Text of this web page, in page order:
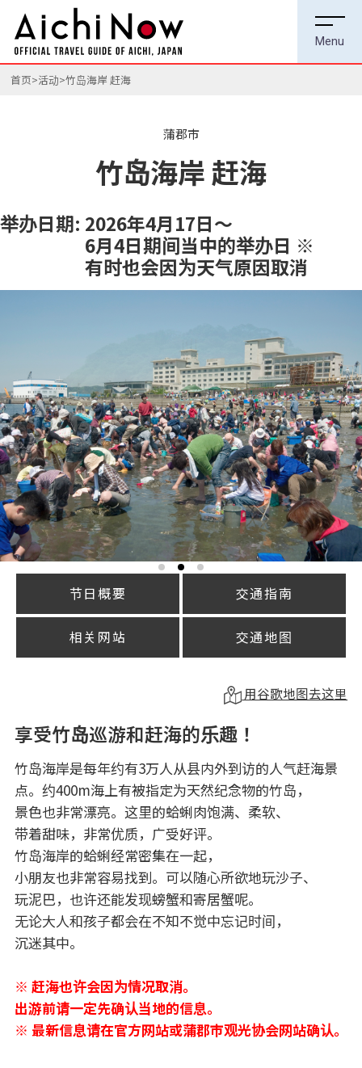
首页 活动 竹岛海岸 赶海
蒲郡市
竹岛海岸 赶海
举办日期: 2026年4月17日～
6月4日期间当中的举办日 ※
有时也会因为天气原因取消
节日概要 交通指南
相关网站 交通地图
用谷歌地图去这里
享受竹岛巡游和赶海的乐趣！
竹岛海岸是每年约有3万人从县内外到访的人气赶海景
点。约400m海上有被指定为天然纪念物的竹岛，
景色也非常漂亮。这里的蛤蜊肉饱满、柔软、
带着甜味，非常优质，广受好评。
竹岛海岸的蛤蜊经常密集在一起，
小朋友也非常容易找到。可以随心所欲地玩沙子、
玩泥巴，也许还能发现螃蟹和寄居蟹呢。
无论大人和孩子都会在不知不觉中忘记时间，
沉迷其中。
※ 赶海也许会因为情况取消。
出游前请一定先确认当地的信息。
※ 最新信息请在官方网站或蒲郡市观光协会网站确认。